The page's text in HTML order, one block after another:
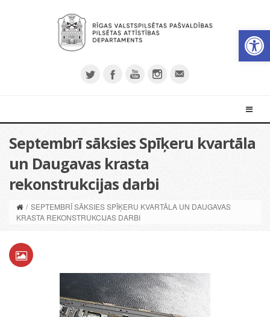
Septembrī sāksies Spīķeru kvartāla
un Daugavas krasta
rekonstrukcijas darbi
/ SEPTEMBRĪ SĀKSIES SPĪĶERU KVARTĀLA UN DAUGAVAS
KRASTA REKONSTRUKCIJAS DARBI